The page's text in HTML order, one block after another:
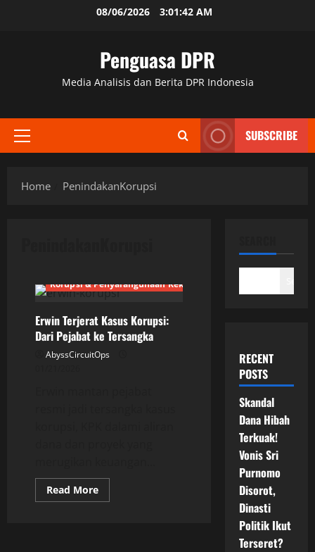
08/06/2026 3:01:42 AM
Penguasa DPR
Media Analisis dan Berita DPR Indonesia
Primary
SUBSCRIBE
Home PenindakanKorupsi
Korupsi & Penyalahgunaan Kekuasaan
Erwin Terjerat Kasus Korupsi:
Dari Pejabat ke Tersangka
AbyssCircuitOps
Read MoreRead
more
RECENT
POSTS
Skandal
Dana Hibah
Terkuak!
Vonis Sri
Purnomo
Disorot,
Dinasti
Politik Ikut
Terseret?